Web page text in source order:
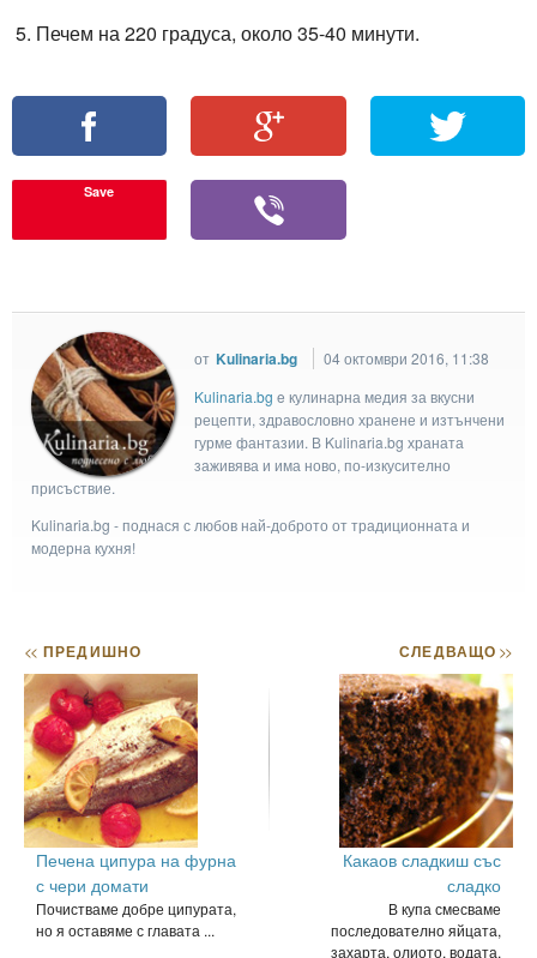
Печем на 220 градуса, около 35-40 минути.
Save
от Kulinaria.bg
04 октомври 2016, 11:38
Kulinaria.bg e кулинарна медия за вкусни
рецепти, здравословно хранене и изтънчени
гурме фантазии. В Kulinaria.bg храната
заживява и има ново, по-изкусително
присъствие.
Kulinaria.bg - поднася с любов най-доброто от традиционната и
модерна кухня!
<< ПРЕДИШНО
Печена ципура на фурна
с чери домати
Почистваме добре ципурата,
но я оставяме с главата ...
СЛЕДВАЩО>>
Какаов сладкиш със
сладко
В купа смесваме
последователно яйцата,
захарта, олиото, водата,